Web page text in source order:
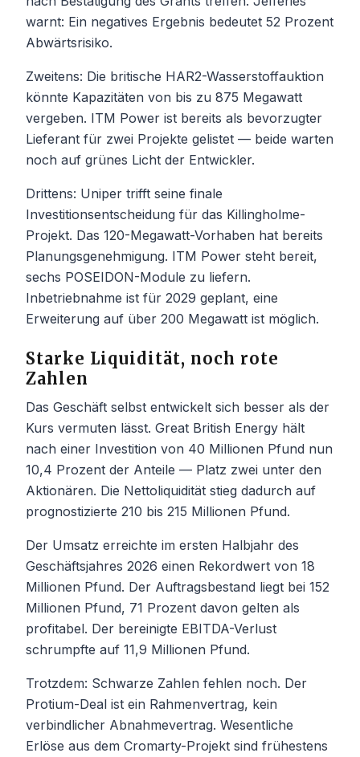
warnt: Ein negatives Ergebnis bedeutet 52 Prozent
Abwärtsrisiko.
Zweitens: Die britische HAR2-Wasserstoffauktion
könnte Kapazitäten von bis zu 875 Megawatt
vergeben. ITM Power ist bereits als bevorzugter
Lieferant für zwei Projekte gelistet — beide warten
noch auf grünes Licht der Entwickler.
Drittens: Uniper trifft seine finale
Investitionsentscheidung für das Killingholme-
Projekt. Das 120-Megawatt-Vorhaben hat bereits
Planungsgenehmigung. ITM Power steht bereit,
sechs POSEIDON-Module zu liefern.
Inbetriebnahme ist für 2029 geplant, eine
Erweiterung auf über 200 Megawatt ist möglich.
Starke Liquidität, noch rote
Zahlen
Das Geschäft selbst entwickelt sich besser als der
Kurs vermuten lässt. Great British Energy hält
nach einer Investition von 40 Millionen Pfund nun
10,4 Prozent der Anteile — Platz zwei unter den
Aktionären. Die Nettoliquidität stieg dadurch auf
prognostizierte 210 bis 215 Millionen Pfund.
Der Umsatz erreichte im ersten Halbjahr des
Geschäftsjahres 2026 einen Rekordwert von 18
Millionen Pfund. Der Auftragsbestand liegt bei 152
Millionen Pfund, 71 Prozent davon gelten als
profitabel. Der bereinigte EBITDA-Verlust
schrumpfte auf 11,9 Millionen Pfund.
Trotzdem: Schwarze Zahlen fehlen noch. Der
Protium-Deal ist ein Rahmenvertrag, kein
verbindlicher Abnahmevertrag. Wesentliche
Erlöse aus dem Cromarty-Projekt sind frühestens